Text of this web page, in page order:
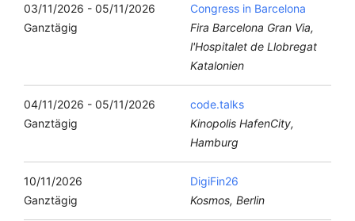
03/11/2026 - 05/11/2026
Ganztägig
Congress in Barcelona
Fira Barcelona Gran Via,
l'Hospitalet de Llobregat
Katalonien
04/11/2026 - 05/11/2026
Ganztägig
code.talks
Kinopolis HafenCity,
Hamburg
10/11/2026
Ganztägig
DigiFin26
Kosmos, Berlin